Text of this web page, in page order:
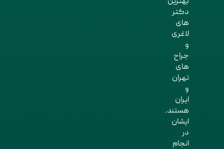
دکتر
های
لاغری
و
جراح
های
تهران
و
ایران
هستند.
ایشان
در
انجام